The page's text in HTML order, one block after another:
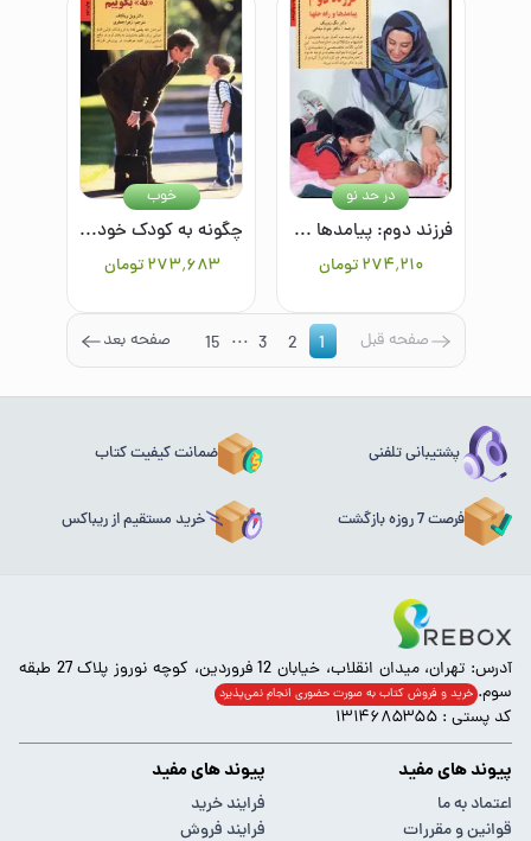
فرزند دوم: پیامدها و راه حلها: کلیدهای تربیت کودکان
۲۷۴٬۲۱۰ تومان
در حد نو
چگونه به کودک خود ‌"نه"‌ بگوییم
۲۷۳٬۶۸۳ تومان
خوب
صفحه قبل 1
2
3
...
15 صفحه بعد
پشتیبانی تلفنی ضمانت کیفیت کتاب
فرصت 7 روزه بازگشت خرید مستقیم از ریباکس
آدرس: تهران، میدان انقلاب، خیابان 12 فروردین، کوچه نوروز پلاک 27 طبقه
سوم. خرید و فروش کتاب به صورت حضوری انجام‌ نمی‌پذیرد
کد پستی : ۱۳۱۴۶۸۵۳۵۵
پیوند های مفید
اعتماد به ما
قوانین و مقررات
پیوند های مفید
فرایند خرید
فرایند فروش